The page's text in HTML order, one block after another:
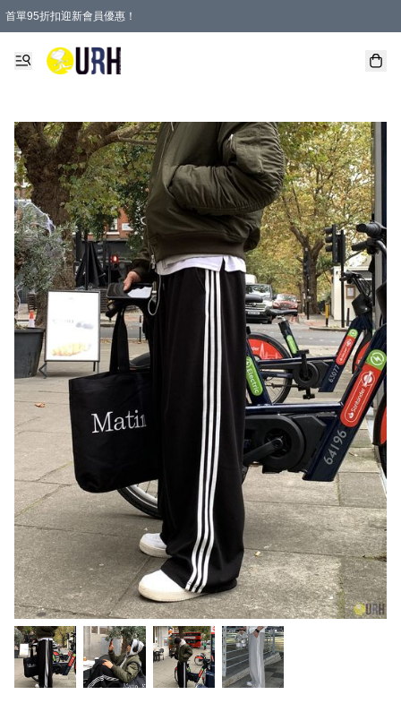
首單95折扣迎新會員優惠！
特選會員可享全單低至 95 折優惠！
單一訂單滿HKD600(澳門HKD800)包郵寄順豐送到家。